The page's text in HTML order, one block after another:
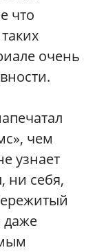
что
очень
чем
узнает
ни себя,
даже